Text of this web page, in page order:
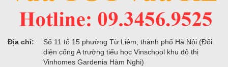
Địa chỉ:
Số 11 tổ 15 phường Từ Liêm, thành phố Hà Nội (Đối
diện cổng A trường tiểu học Vinschool khu đô thị
Vinhomes Gardenia Hàm Nghi)